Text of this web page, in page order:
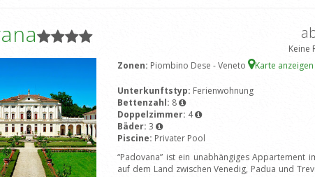
Keine
Zonen: Piombino Dese - Veneto Karte anzeigen
Unterkunftstyp: Ferienwohnung
Bettenzahl: 8
Doppelzimmer: 4
Bäder: 3
Piscine: Privater Pool
“Padovana” ist ein unabhängiges Appartement
auf dem Land zwischen Venedig, Padua und